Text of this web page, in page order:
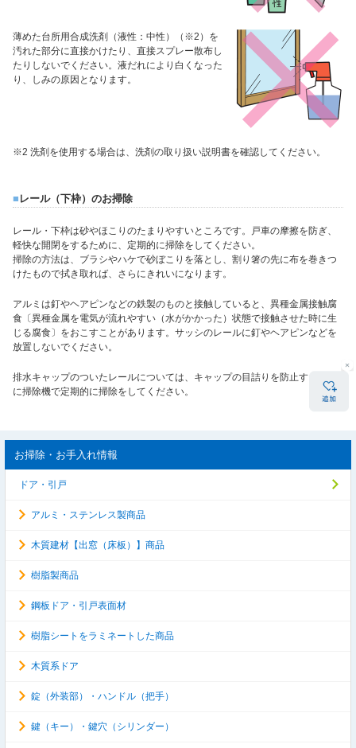
薄めた台所用合成洗剤（液性：中性）（※2）を
汚れた部分に直接かけたり、直接スプレー散布し
たりしないでください。液だれにより白くなった
り、しみの原因となります。
※2 洗剤を使用する場合は、洗剤の取り扱い説明書を確認してください。
■ レール（下枠）のお掃除
レール・下枠は砂やほこりのたまりやすいところです。戸車の摩擦を防ぎ、
軽快な開閉をするために、定期的に掃除をしてください。
掃除の方法は、ブラシやハケで砂ぼこりを落とし、割り箸の先に布を巻きつ
けたもので拭き取れば、さらにきれいになります。
アルミは釘やヘアピンなどの鉄製のものと接触していると、異種金属接触腐
食〔異種金属を電気が流れやすい（水がかかった）状態で接触させた時に生
じる腐食〕をおこすことがあります。サッシのレールに釘やヘアピンなどを
放置しないでください。
排水キャップのついたレールについては、キャップの目詰りを防止するため
に掃除機で定期的に掃除をしてください。
お掃除・お手入れ情報
ドア・引戸
アルミ・ステンレス製商品
木質建材【出窓（床板）】商品
樹脂製商品
鋼板ドア・引戸表面材
樹脂シートをラミネートした商品
木質系ドア
錠（外装部）・ハンドル（把手）
鍵（キー）・鍵穴（シリンダー）